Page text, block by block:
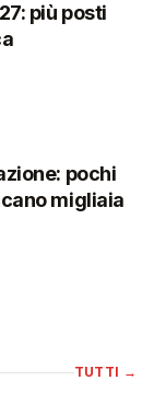
più posti
pochi
migliaia
TUTTI →